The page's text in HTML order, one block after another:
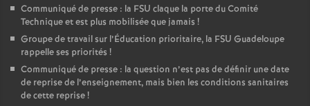
Communiqué de presse : la FSU claque la porte du Comité
Technique et est plus mobilisée que jamais !
Groupe de travail sur l’Éducation prioritaire, la FSU Guadeloupe
rappelle ses priorités !
Communiqué de presse : la question n’est pas de définir une date
de reprise de l’enseignement, mais bien les conditions sanitaires
de cette reprise!